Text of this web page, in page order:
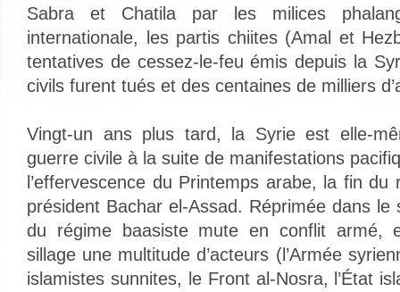
Sabra et Chatila par les milices
internationale, les partis chiites (Amal et
tentatives de cessez-le-feu émis depuis la
civils furent tués et des centaines de milliers
Vingt-un ans plus tard, la Syrie est elle-
guerre civile à la suite de manifestations
l’effervescence du Printemps arabe, la fin du
président Bachar el-Assad. Réprimée dans le
du régime baasiste mute en conflit armé,
sillage une multitude d’acteurs (l’Armée
islamistes sunnites, le Front al-Nosra, l’État